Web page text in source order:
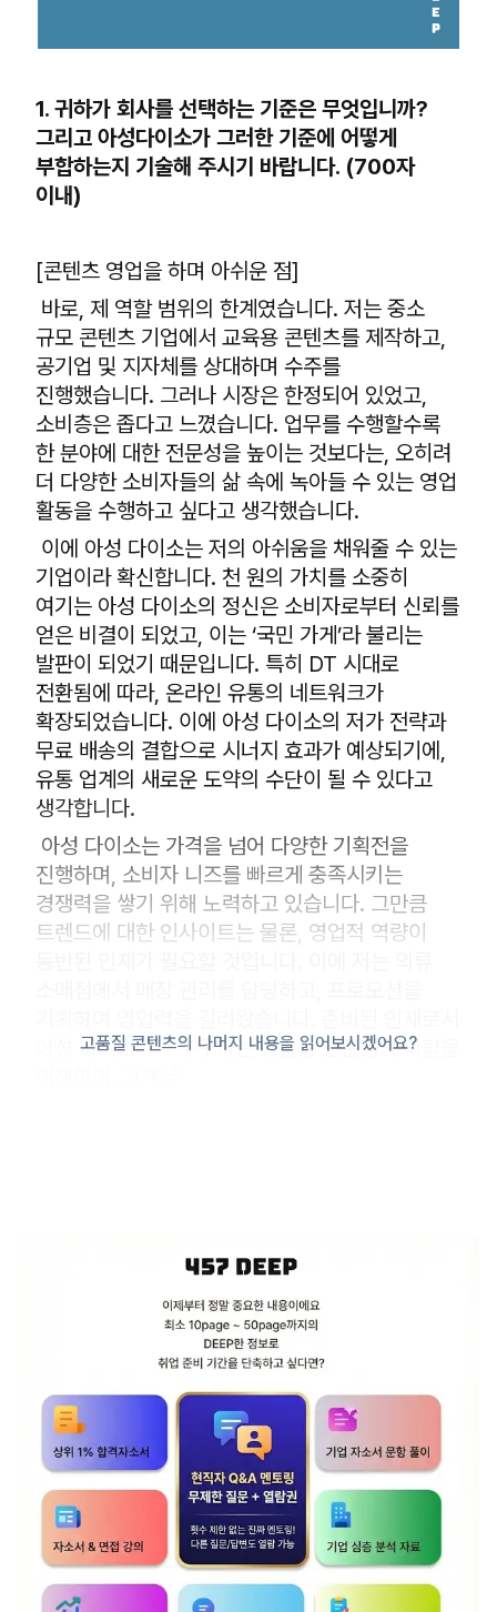
1. 귀하가 회사를 선택하는 기준은 무엇입니까?
그리고 아성다이소가 그러한 기준에 어떻게
부합하는지 기술해 주시기 바랍니다. (700자
이내)
[콘텐츠 영업을 하며 아쉬운 점]
바로, 제 역할 범위의 한계였습니다. 저는 중소
규모 콘텐츠 기업에서 교육용 콘텐츠를 제작하고,
공기업 및 지자체를 상대하며 수주를
진행했습니다. 그러나 시장은 한정되어 있었고,
소비층은 좁다고 느꼈습니다. 업무를 수행할수록
한 분야에 대한 전문성을 높이는 것보다는, 오히려
더 다양한 소비자들의 삶 속에 녹아들 수 있는 영업
활동을 수행하고 싶다고 생각했습니다.
이에 아성 다이소는 저의 아쉬움을 채워줄 수 있는
기업이라 확신합니다. 천 원의 가치를 소중히
여기는 아성 다이소의 정신은 소비자로부터 신뢰를
얻은 비결이 되었고, 이는 ‘국민 가게’라 불리는
발판이 되었기 때문입니다. 특히 DT 시대로
전환됨에 따라, 온라인 유통의 네트워크가
확장되었습니다. 이에 아성 다이소의 저가 전략과
무료 배송의 결합으로 시너지 효과가 예상되기에,
유통 업계의 새로운 도약의 수단이 될 수 있다고
생각합니다.
아성 다이소는 가격을 넘어 다양한 기획전을
진행하며, 소비자 니즈를 빠르게 충족시키는
경쟁력을 쌓기 위해 노력하고 있습니다. 그만큼
트렌드에 대한 인사이트는 물론, 영업적 역량이
아성 다이소가가 추구하는 생필품 전문점의 역할을
고품질 콘텐츠의 나머지 내용을 읽어보시겠어요?